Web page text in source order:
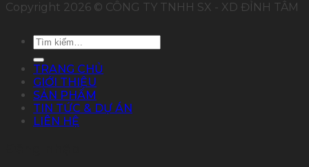
Copyright 2026 © CÔNG TY TNHH SX - XD ĐỈNH TÂM
Tìm
TRANG CHỦ
GIỚI THIỆU
SẢN PHẨM
TIN TỨC & DỰ ÁN
LIÊN HỆ